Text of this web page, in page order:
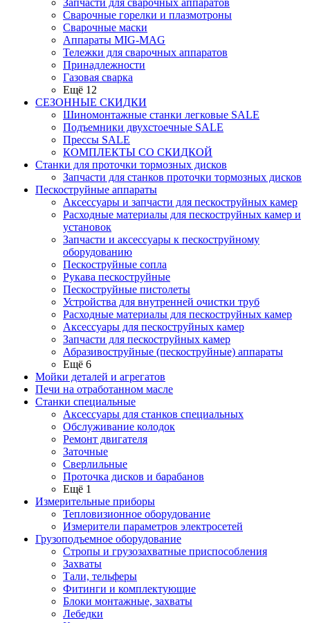
Запчасти для сварочных аппаратов
Сварочные горелки и плазмотроны
Сварочные маски
Аппараты MIG-MAG
Тележки для сварочных аппаратов
Принадлежности
Газовая сварка
Ещё 12
СЕЗОННЫЕ СКИДКИ
Шиномонтажные станки легковые SALE
Подъемники двухстоечные SALE
Прессы SALE
КОМПЛЕКТЫ СО СКИДКОЙ
Станки для проточки тормозных дисков
Запчасти для станков проточки тормозных дисков
Пескоструйные аппараты
Аксессуары и запчасти для пескоструйных камер
Расходные материалы для пескоструйных камер и
установок
Запчасти и аксессуары к пескоструйному
оборудованию
Пескоструйные сопла
Рукава пескоструйные
Пескоструйные пистолеты
Устройства для внутренней очистки труб
Расходные материалы для пескоструйных камер
Аксессуары для пескоструйных камер
Запчасти для пескоструйных камер
Абразивоструйные (пескоструйные) аппараты
Ещё 6
Мойки деталей и агрегатов
Печи на отработанном масле
Станки специальные
Аксессуары для станков специальных
Обслуживание колодок
Ремонт двигателя
Заточные
Сверлильные
Проточка дисков и барабанов
Ещё 1
Измерительные приборы
Тепловизионное оборудование
Измерители параметров электросетей
Грузоподъемное оборудование
Стропы и грузозахватные приспособления
Захваты
Тали, тельферы
Фитинги и комплектующие
Блоки монтажные, захваты
Лебедки